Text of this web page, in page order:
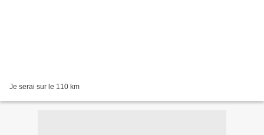
Je serai sur le 110 km